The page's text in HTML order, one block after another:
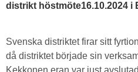
distrikt höstmöte16.10.2024 i
Svenska distriktet firar sitt
då distriktet började sin
Kekkonen eran var just